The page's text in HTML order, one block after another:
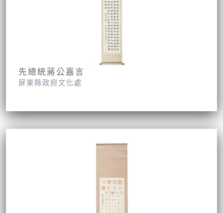
先總統蔣公嘉言
屏東縣政府文化處